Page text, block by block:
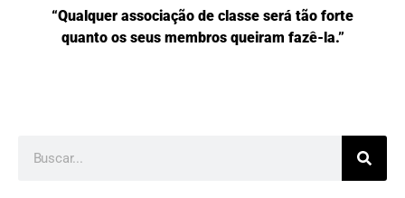
“Qualquer associação de classe será tão forte
quanto os seus membros queiram fazê-la.”